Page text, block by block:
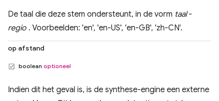
De taal die deze stem ondersteunt, in de vorm taal-
regio . Voorbeelden: 'en', 'en-US', 'en-GB', 'zh-CN'.
op afstand
boolean optioneel
Indien dit het geval is, is de synthese-engine een externe